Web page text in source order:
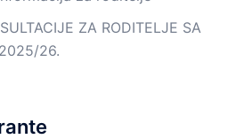
ZA RODITELJE SA
26.